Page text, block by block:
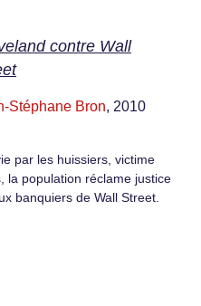
contre Wall
Stéphane Bron, 2010
par les huissiers, victime
la population réclame justice
banquiers de Wall Street.